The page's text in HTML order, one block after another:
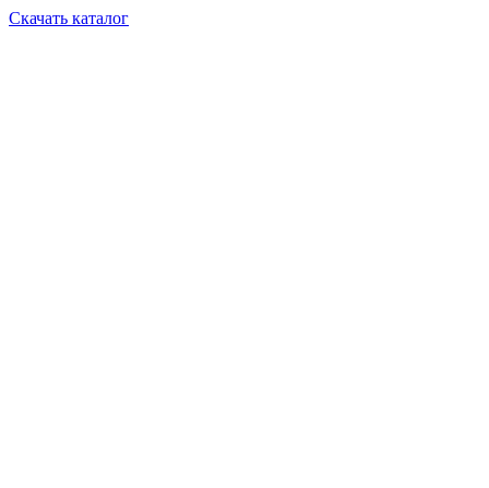
Скачать каталог